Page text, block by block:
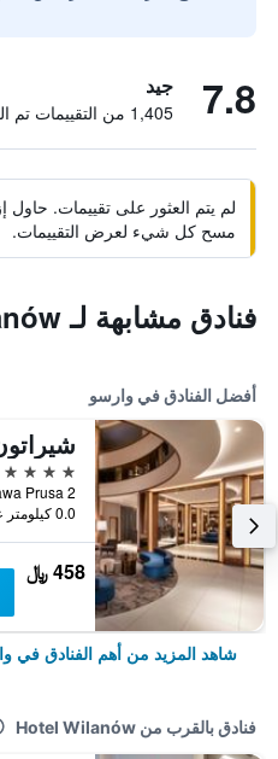
7.8 جيد
1,405 من التقييمات تم التحقق منها
لم يتم العثور على تقييمات. حاول
مسح كل شيء لعرض التقييمات.
فنادق مشابهة لـ Hotel Wilanów
أفضل الفنادق في وارسو
5 نجوم
0.0 كيلومتر عن وسط المدينة
458 ﷼
شاهد المزيد من أهم الفنادق في
فنادق بالقرب من Hotel Wilanów